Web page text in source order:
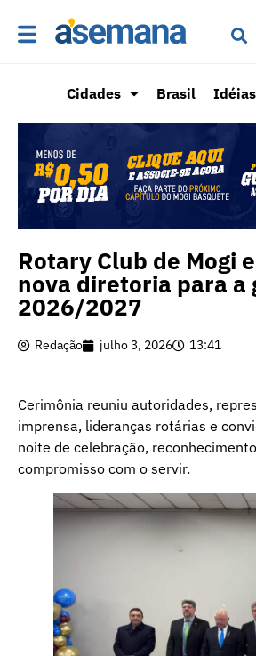
Cidades Brasil
Rotary Club de Mogi
nova diretoria para a
2026/2027
Redação julho 3, 2026 13:41
Cerimônia reuniu autoridades,
imprensa, lideranças rotárias e
noite de celebração,
compromisso com o servir.